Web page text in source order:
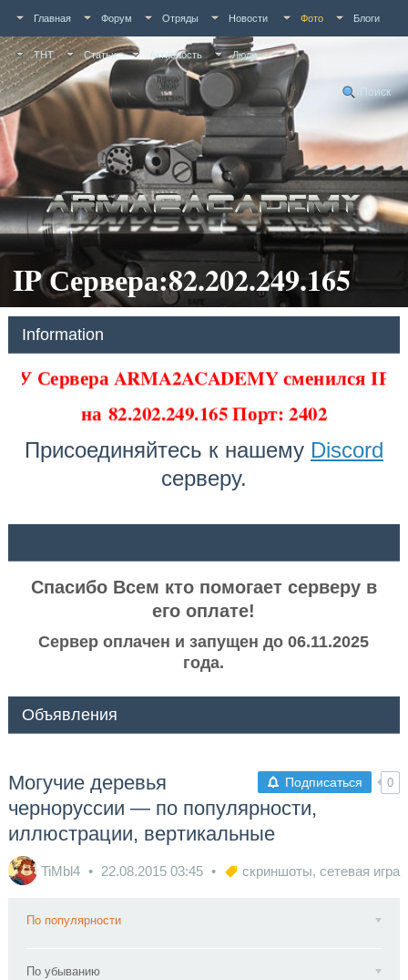
Главная Форум Отряды Новости Фото Блоги
ТНТ Статьи Активность Люди
Поиск
IP Сервера:82.202.249.165
Information
У Сервера ARMA2ACADEMY сменился IP
на82.202.249.165 Порт: 2402
Присоединяйтесь к нашему Discord
серверу.
Спасибо Всем кто помогает серверу в
его оплате!
Сервер оплачен и запущен до 06.11.2025
года.
Объявления
Подписаться 0
Могучие деревья
черноруссии — по популярности,
иллюстрации, вертикальные
TiMbl4 22.08.2015 03:45 скриншоты, сетевая игра
По популярности
По убыванию